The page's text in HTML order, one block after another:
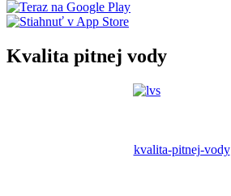
Kvalita pitnej vody
kvalita-pitnej-vody